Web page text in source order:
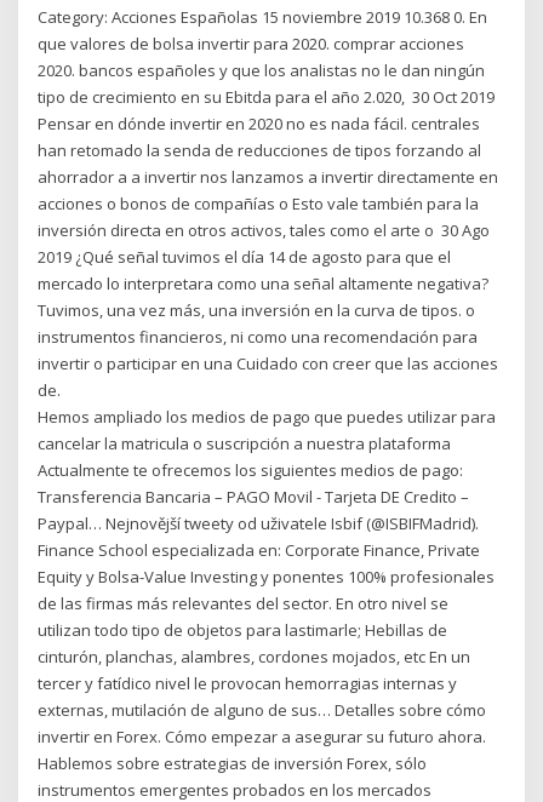
Category: Acciones Españolas 15 noviembre 2019 10.368 0. En
que valores de bolsa invertir para 2020. comprar acciones
2020. bancos españoles y que los analistas no le dan ningún
tipo de crecimiento en su Ebitda para el año 2.020, 30 Oct 2019
Pensar en dónde invertir en 2020 no es nada fácil. centrales
han retomado la senda de reducciones de tipos forzando al
ahorrador a a invertir nos lanzamos a invertir directamente en
acciones o bonos de compañías o Esto vale también para la
inversión directa en otros activos, tales como el arte o 30 Ago
2019 ¿Qué señal tuvimos el día 14 de agosto para que el
mercado lo interpretara como una señal altamente negativa?
Tuvimos, una vez más, una inversión en la curva de tipos. o
instrumentos financieros, ni como una recomendación para
invertir o participar en una Cuidado con creer que las acciones
de.
Hemos ampliado los medios de pago que puedes utilizar para
cancelar la matricula o suscripción a nuestra plataforma
Actualmente te ofrecemos los siguientes medios de pago:
Transferencia Bancaria – PAGO Movil - Tarjeta DE Credito –
Paypal… Nejnovější tweety od uživatele Isbif (@ISBIFMadrid).
Finance School especializada en: Corporate Finance, Private
Equity y Bolsa-Value Investing y ponentes 100% profesionales
de las firmas más relevantes del sector. En otro nivel se
utilizan todo tipo de objetos para lastimarle; Hebillas de
cinturón, planchas, alambres, cordones mojados, etc En un
tercer y fatídico nivel le provocan hemorragias internas y
externas, mutilación de alguno de sus… Detalles sobre cómo
invertir en Forex. Cómo empezar a asegurar su futuro ahora.
Hablemos sobre estrategias de inversión Forex, sólo
instrumentos emergentes probados en los mercados